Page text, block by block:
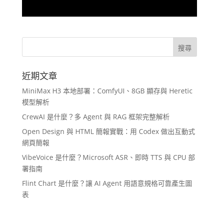
近期文章
MiniMax H3 本地部署：ComfyUI、8GB 顯存與 Heretic
模型解析
CrewAI 是什麼？多 Agent 與 RAG 框架完整解析
Open Design 與 HTML 簡報實戰：用 Codex 做出互動式
網頁簡報
VibeVoice 是什麼？Microsoft ASR、即時 TTS 與 CPU 部
署指南
Flint Chart 是什麼？讓 AI Agent 用語意規格可靠產生圖
表